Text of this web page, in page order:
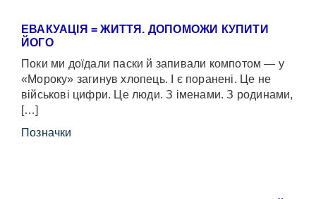
ЕВАКУАЦІЯ = ЖИТТЯ. ДОПОМОЖИ КУПИТИ
ЙОГО
Поки ми доїдали паски й запивали компотом — у
«Мороку» загинув хлопець. І є поранені. Це не
військові цифри. Це люди. З іменами. З родинами,
[…]
Позначки